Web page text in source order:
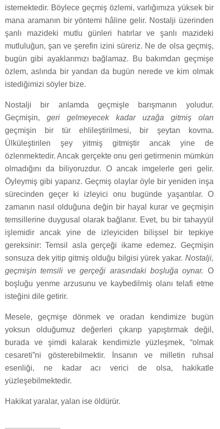
istemektedir. Böylece geçmiş özlemi, varlığımıza yüksek bir
mana aramanın bir yöntemi hâline gelir. Nostalji üzerinden
şanlı mazideki mutlu günleri hatırlar ve şanlı mazideki
mutluluğun, şan ve şerefin izini süreriz. Ne de olsa geçmiş,
bugün gibi ayaklarımızı bağlamaz. Bu bakımdan geçmişe
özlem, aslında bir yandan da bugün nerede ve kim olmak
istediğimizi söyler bize.
Nostalji bir anlamda geçmişle barışmanın yoludur.
Geçmişin, geri gelmeyecek kadar uzağa gitmiş olan
geçmişin bir tür ehlileştirilmesi, bir şeytan kovma.
Ülküleştirilen şey yitmiş gitmiştir ancak yine de
özlenmektedir. Ancak gerçekte onu geri getirmenin mümkün
olmadığını da biliyoruzdur. O ancak imgelerle geri gelir.
Öyleymiş gibi yaparız. Geçmiş olaylar öyle bir yeniden inşa
sürecinden geçer ki izleyici onu bugünde yaşantılar. O
zamanın nasıl olduğuna değin bir hayal kurar ve geçmişin
temsillerine duygusal olarak bağlanır. Evet, bu bir tahayyül
işlemidir ancak yine de izleyiciden bilişsel bir tepkiye
gereksinir: Temsil asla gerçeği ikame edemez. Geçmişin
sonsuza dek yitip gitmiş olduğu bilgisi yürek yakar. Nostalji,
geçmişin temsili ve gerçeği arasındaki boşluğa oynar. O
boşluğu yenme arzusunu ve kaybedilmiş olanı telafi etme
isteğini dile getirir.
Mesele, geçmişe dönmek ve oradan kendimize bugün
yoksun olduğumuz değerleri çıkarıp yapıştırmak değil,
burada ve şimdi kalarak kendimizle yüzleşmek, “olmak
cesareti”ni gösterebilmektir. İnsanın ve milletin ruhsal
esenliği, ne kadar acı verici de olsa, hakikatle
yüzleşebilmektedir.
Hakikat yaralar, yalan ise öldürür.